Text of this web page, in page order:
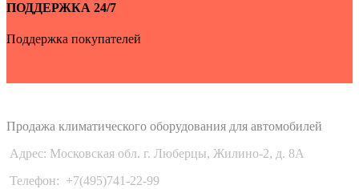
ПОДДЕРЖКА 24/7
Поддержка покупателей
Продажа климатического оборудования для автомобилей
Адрес: Московская обл. г. Люберцы, Жилино-2, д. 8A
Телефон: +7(495)741-22-99